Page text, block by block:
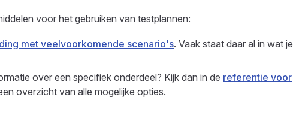
voor het gebruiken van testplannen:
met veelvoorkomende scenario's. Vaak staat daar al in wat je
over een specifiek onderdeel? Kijk dan in de referentie voor
overzicht van alle mogelijke opties.